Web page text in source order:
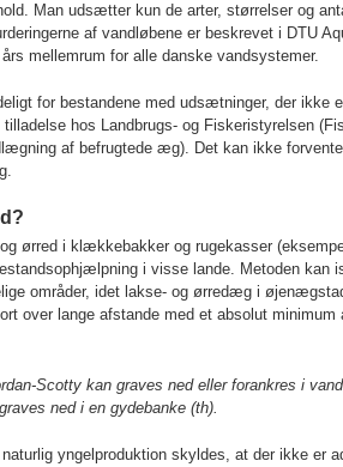
Man udsætter kun de arter, størrelser og
af vandløbene er beskrevet i DTU
mellemrum for alle danske vandsystemer.
for bestandene med udsætninger, der ikke
hos Landbrugs- og Fiskeristyrelsen
af befrugtede æg). Det kan ikke
ørred i klækkebakker og rugekasser
i visse lande. Metoden
områder, idet lakse- og ørredæg i
over lange afstande med et absolut minimum
Scotty kan graves ned eller forankres i
ned i en gydebanke (th).
naturlig yngelproduktion skyldes, at der ikke er